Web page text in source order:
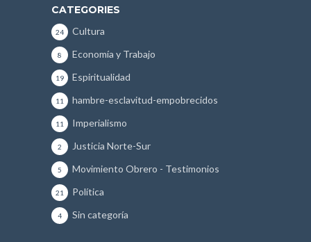
CATEGORIES
Cultura
24
Economía y Trabajo
8
Espiritualidad
19
hambre-esclavitud-empobrecidos
11
Imperialismo
11
Justicia Norte-Sur
2
Movimiento Obrero - Testimonios
5
Política
21
Sin categoría
4